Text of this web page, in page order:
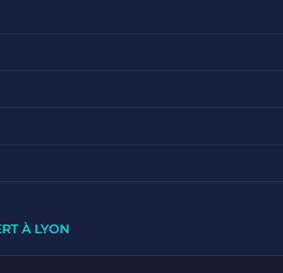
À LYON